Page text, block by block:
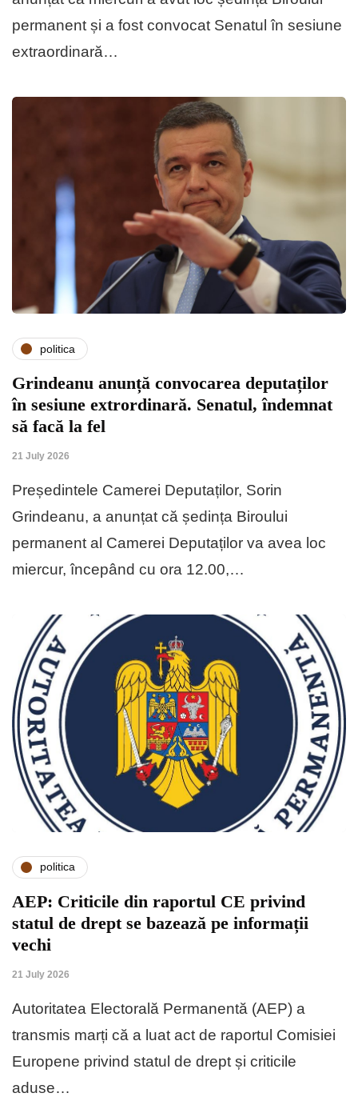
permanent și a fost convocat Senatul în sesiune
extraordinară…
politica
Grindeanu anunță convocarea deputaților
în sesiune extrordinară. Senatul, îndemnat
să facă la fel
21 July 2026
Președintele Camerei Deputaților, Sorin
Grindeanu, a anunțat că ședința Biroului
permanent al Camerei Deputaților va avea loc
miercur, începând cu ora 12.00,…
politica
AEP: Criticile din raportul CE privind
statul de drept se bazează pe informații
vechi
21 July 2026
Autoritatea Electorală Permanentă (AEP) a
transmis marți că a luat act de raportul Comisiei
Europene privind statul de drept și criticile
aduse…